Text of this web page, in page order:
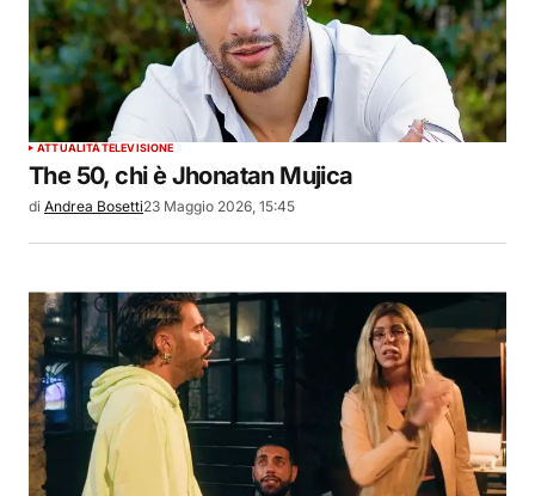
ATTUALITÀTELEVISIONE
The 50, chi è Jhonatan Mujica
di Andrea Bosetti23 Maggio 2026, 15:45